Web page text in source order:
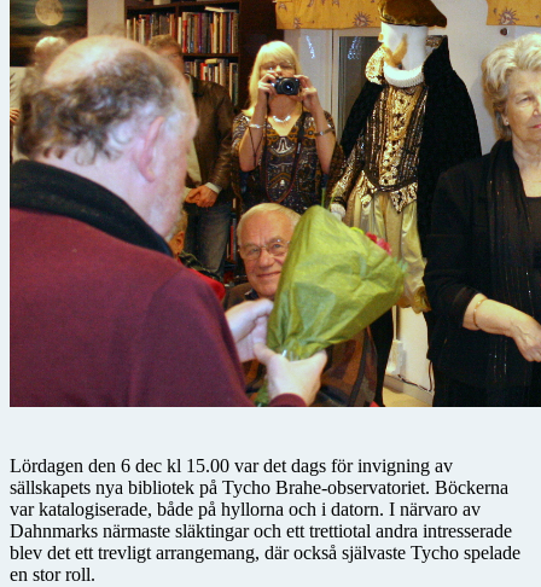
Lördagen den 6 dec kl 15.00 var det dags för invigning av
sällskapets nya bibliotek på Tycho Brahe-observatoriet. Böckerna
var katalogiserade, både på hyllorna och i datorn. I närvaro av
Dahnmarks närmaste släktingar och ett trettiotal andra intresserade
blev det ett trevligt arrangemang, där också självaste Tycho spelade
en stor roll.